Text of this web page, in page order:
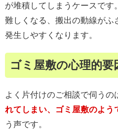
が堆積してしまうケースで
難しくなる、搬出の動線がふ
発生しやすくなります。
ゴミ屋敷の心理的要
よく片付けのご相談で伺うの
れてしまい、ゴミ屋敷のよう
う声です。